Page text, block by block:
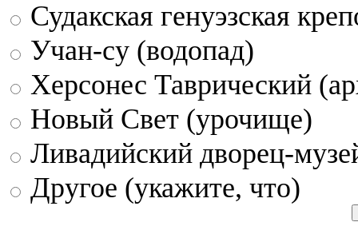
Судакская генуэзская
Учан-су (водопад)
Херсонес Таврический
Новый Свет (урочище)
Ливадийский дворец-
Другое (укажите, что)